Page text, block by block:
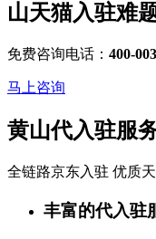
山天猫入驻难
免费咨询电话： 400-
马上咨询
黄山代入驻服
全链路京东入驻 优质
丰富的代入驻